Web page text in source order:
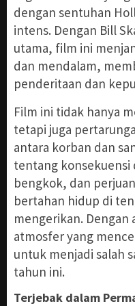
dengan sentuhan
intens. Dengan Bill
utama, film ini
dan mendalam,
penderitaan dan
Film ini tidak hanya
tetapi juga
antara korban dan
tentang konsekuensi
bengkok, dan
bertahan hidup di
mengerikan. Dengan
atmosfer yang
untuk menjadi salah
tahun ini.
Terjebak dalam